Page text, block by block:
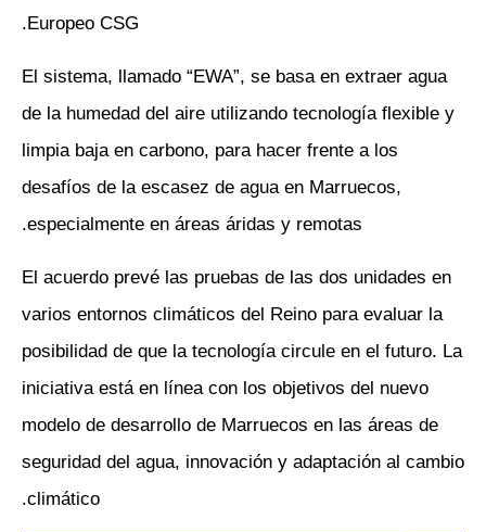
Europeo CSG.
El sistema, llamado “EWA”, se basa en extraer agua
de la humedad del aire utilizando tecnología flexible y
limpia baja en carbono, para hacer frente a los
desafíos de la escasez de agua en Marruecos,
especialmente en áreas áridas y remotas.
El acuerdo prevé las pruebas de las dos unidades en
varios entornos climáticos del Reino para evaluar la
posibilidad de que la tecnología circule en el futuro. La
iniciativa está en línea con los objetivos del nuevo
modelo de desarrollo de Marruecos en las áreas de
seguridad del agua, innovación y adaptación al cambio
climático.